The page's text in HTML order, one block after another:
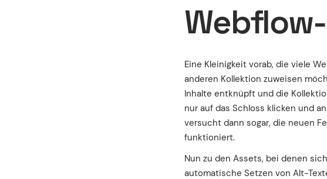
Eine Kleinigkeit vorab, die viele
anderen Kollektion zuweisen
Inhalte entknüpft und die
nur auf das Schloss klicken und
versucht dann sogar, die neuen
funktioniert.
Nun zu den Assets, bei denen
automatische Setzen von Alt-